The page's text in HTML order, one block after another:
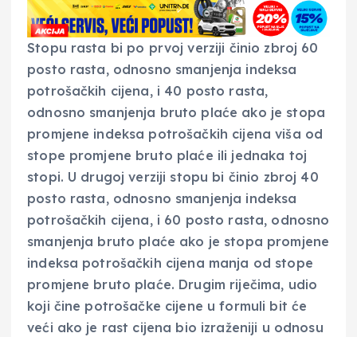
Stopu rasta bi po prvoj verziji činio zbroj 60
posto rasta, odnosno smanjenja indeksa
potrošačkih cijena, i 40 posto rasta,
odnosno smanjenja bruto plaće ako je stopa
promjene indeksa potrošačkih cijena viša od
stope promjene bruto plaće ili jednaka toj
stopi. U drugoj verziji stopu bi činio zbroj 40
posto rasta, odnosno smanjenja indeksa
potrošačkih cijena, i 60 posto rasta, odnosno
smanjenja bruto plaće ako je stopa promjene
indeksa potrošačkih cijena manja od stope
promjene bruto plaće. Drugim riječima, udio
koji čine potrošačke cijene u formuli bit će
veći ako je rast cijena bio izraženiji u odnosu